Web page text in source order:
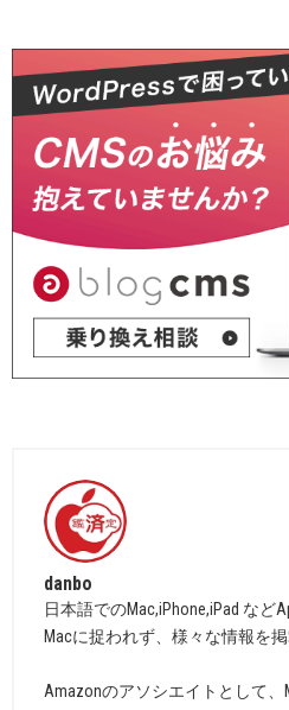
danbo
日本語でのMac,iPhone,iPad など
Macに捉われず、様々な情報を掲
Amazonのアソシエイトとして